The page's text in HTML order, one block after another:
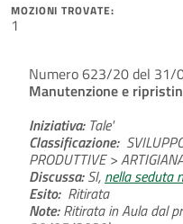
MOZIONI TROVATE:
1
Numero 623/20 del
Manutenzione e
Iniziativa:Tale'
Classificazione:
PRODUTTIVE >
Discussa:SI, nella
Esito: Ritirata
Note:Ritirata in Aula dal